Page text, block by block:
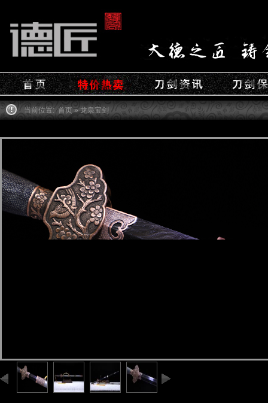
当前位置: 首页» 龙泉宝剑